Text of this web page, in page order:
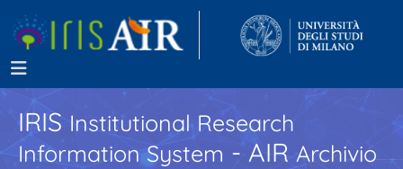
IRISInstitutional Research
Information System - AIR Archivio